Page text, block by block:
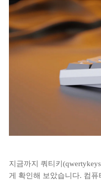
지금까지 쿼티키
게 확인해 보았습니다. 컴